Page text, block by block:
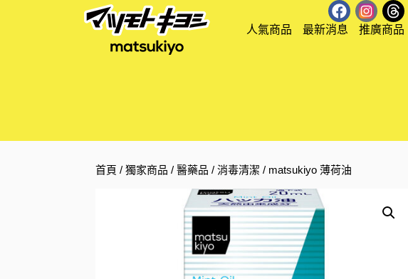
人氣商品 最新消息 推廣商品
首頁 /獨家商品 /醫藥品 /消毒清潔 / matsukiyo 薄荷油